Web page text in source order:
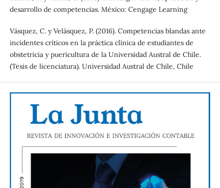
desarrollo de competencias. México: Cengage Learning
Vásquez, C. y Velásquez, P. (2016). Competencias blandas ante
incidentes críticos en la práctica clínica de estudiantes de
obstetricia y puericultura de la Universidad Austral de Chile.
(Tesis de licenciatura). Universidad Austral de Chile, Chile